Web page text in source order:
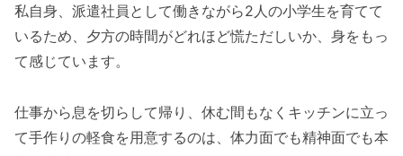
私自身、派遣社員として働きながら2人の小学生を育てて
いるため、夕方の時間がどれほど慌ただしいか、身をもっ
て感じています。
仕事から息を切らして帰り、休む間もなくキッチンに立っ
て手作りの軽食を用意するのは、体力面でも精神面でも本